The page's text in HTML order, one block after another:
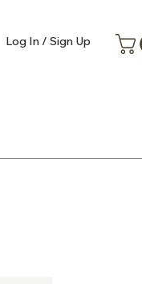
Log In / Sign Up